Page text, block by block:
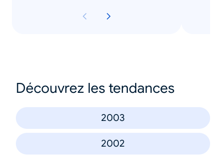
Découvrez les tendances
2003
2002